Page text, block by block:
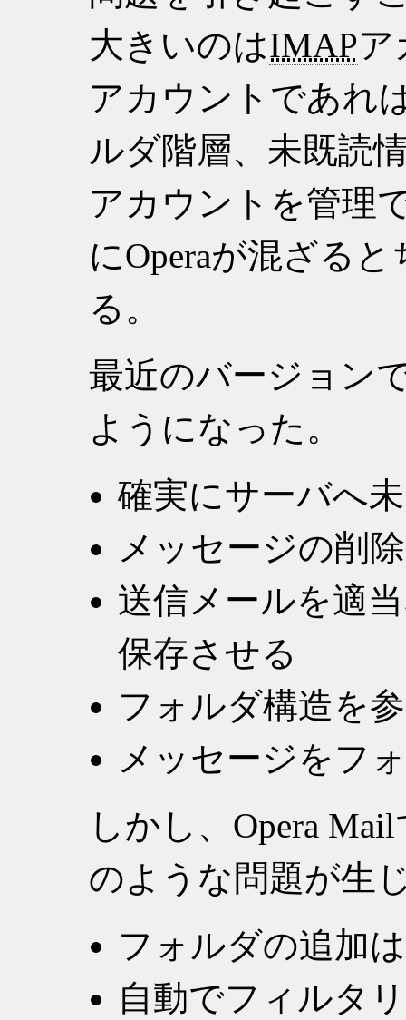
大きいのはIMAPア
アカウントであれ
ルダ階層、未既読
アカウントを管理
にOperaが混ざる
る。
最近のバージョン
ようになった。
確実にサーバへ
メッセージの削
送信メールを適
保存させる
フォルダ構造を
メッセージをフ
しかし、Opera Mail
のような問題が生
フォルダの追加
自動でフィルタ